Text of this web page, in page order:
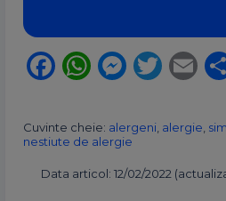
Facebook
Cuvinte cheie: alergeni alergie
nestiute de alergie
Data articol: 12/02/2022